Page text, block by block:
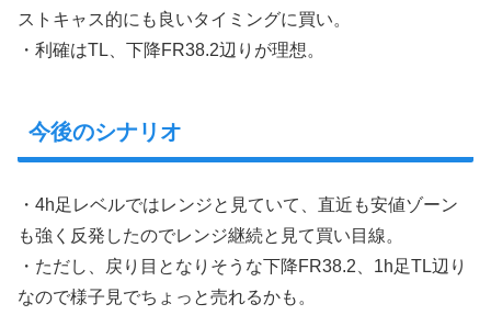
ストキャス的にも良いタイミングに買い。
・利確はTL、下降FR38.2辺りが理想。
今後のシナリオ
・4h足レベルではレンジと見ていて、直近も安値ゾーン
も強く反発したのでレンジ継続と見て買い目線。
・ただし、戻り目となりそうな下降FR38.2、1h足TL辺り
なので様子見でちょっと売れるかも。